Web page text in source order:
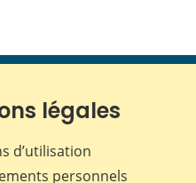
légales
d’utilisation
personnels